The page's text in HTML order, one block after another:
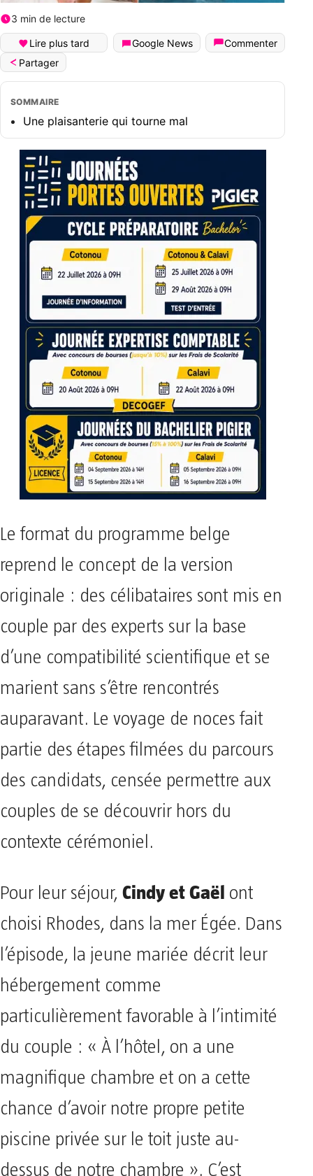
3 min de lecture
Lire plus tard Google News
Commenter
Partager
SOMMAIRE
Une plaisanterie qui tourne mal
Le format du programme belge
reprend le concept de la version
originale : des célibataires sont mis en
couple par des experts sur la base
d’une compatibilité scientifique et se
marient sans s’être rencontrés
auparavant. Le voyage de noces fait
partie des étapes filmées du parcours
des candidats, censée permettre aux
couples de se découvrir hors du
contexte cérémoniel.
Pour leur séjour, Cindy et Gaël ont
choisi Rhodes, dans la mer Égée. Dans
l’épisode, la jeune mariée décrit leur
hébergement comme
particulièrement favorable à l’intimité
du couple : « À l’hôtel, on a une
magnifique chambre et on a cette
chance d’avoir notre propre petite
piscine privée sur le toit juste au-
dessus de notre chambre ». C’est